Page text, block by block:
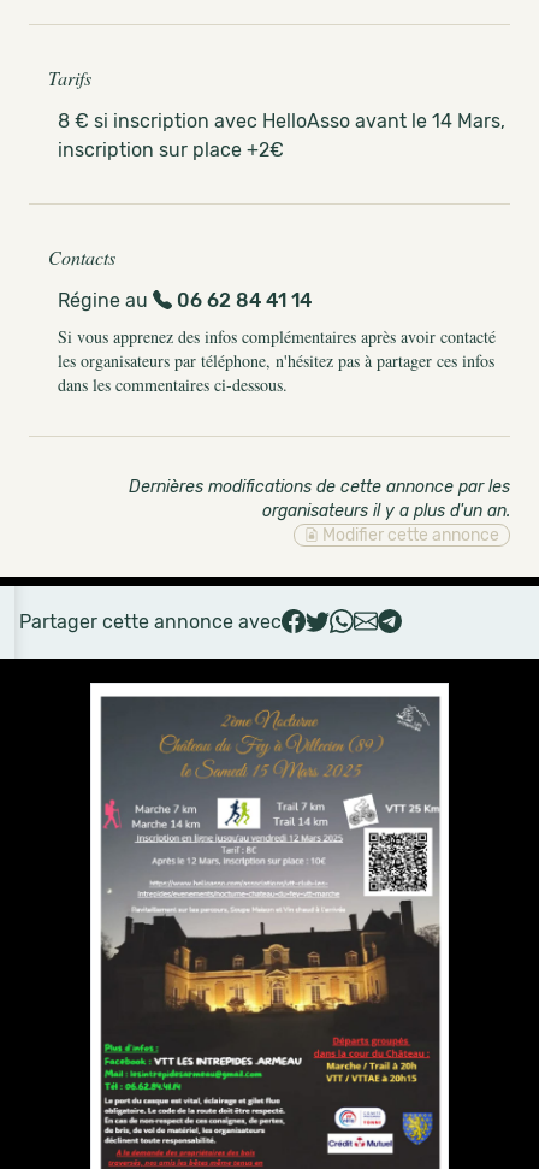
Tarifs
8 € si inscription avec HelloAsso avant le 14 Mars,
inscription sur place +2€
Contacts
Régine au
06 62 84 41 14
Si vous apprenez des infos complémentaires après avoir contacté
les organisateurs par téléphone, n'hésitez pas à partager ces infos
dans les commentaires ci-dessous.
Dernières modifications de cette annonce par les
organisateurs il y a plus d'un an.
Modifier cette annonce
Partager cette annonce avec